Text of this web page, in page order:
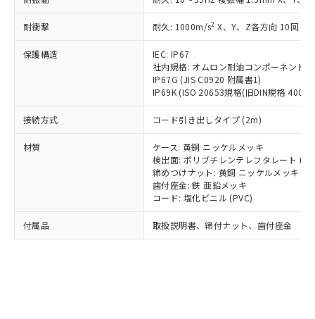
耐衝撃 耐久: 1000m/s2 X、Y、Z各方向 10回
保護構造
IEC: IP67
社内規格: オムロン耐油コンポーネント
IP67G (JIS C0920 附属書1)
IP69K (ISO 20653規格(旧DIN規格
接続方式 コード引き出しタイプ (2m)
材質
ケース: 黄銅 ニッケルメッキ
検出面: ポリブチレンテレフタレート
締めつけナット: 黄銅 ニッケルメッキ
歯付座金: 鉄 亜鉛メッキ
コード: 塩化ビニル (PVC)
付属品 取扱説明書、締付ナット、歯付座金
タに基づき作成されるものであり、閲
覧された時点での実際の在庫および標
準価格とは異なる場合があることをご
了承ください。
正式な納期状況および標準価格はお客
様のお取引先、またはお客様担当のオ
ムロン制御機器販売店・当社販売員に
ご相談ください。
オムロン制御機器販売店や当社販売拠
販売ネットワーク
」をご確認
在庫状況および標準価格結果を当社の
事前の承諾なく第三者に漏洩または開
示しないようお願いします。
マイパーツ機能（部品リスト作成サー
ビス）をご利用いただくには、I-Web
メンバーズにご登録されている必要が
鉛(Pb) 1000ppm以下、 水銀(Hg) 1000ppm以下、 カド
ミウム(Cd) 100ppm以下、
六価クロム(Cr(Ⅵ)) 1000ppm以下、ポリ臭化ビフェニル
類(PBB) 1000ppm以下、ポリ臭化ジフェニルエーテル類
(PBDE) 1000ppm以下、フタル酸ビス(2-エチルヘキシ
ル) (DEHP)(別名：DOP) 1000ppm以下、フタル酸ブチ
ルベンジル（BBP） 1000ppm以下、フタル酸ジブチル
（DBP） 1000ppm以下、フタル酸ジイソブチル
但し、RoHS指令で産業用監視および制御機器に対する
適用除外項目は除く。
フタル酸エステル類の４物質については閾値を超える意
図的な使用がないことを確認しています。
部品在庫の切り替え状況などにより、予定
月が前後することがあります。
*中国RoHS10物質の基準値 (GB/T26572)：
Pb(鉛) :1000ppm、 Hg(水銀) : 1000ppm、 Cd(カドミウ
Cr(Ⅵ)(六価クロム) : 1000ppm、 PBBs(ポリ臭化ビフェ
ニル類) : 1000ppm、 PBDEs(ポリ臭化ジフェニルエーテ
DBP(フタル酸ジブチル) : 1000ppm、 DIBP(フタル酸ジ
イソブチル) : 1000ppm、 BBP(フタル酸ブチルベンジ
DEHP(フタル酸ビス(2-エチルヘキシル)) : 1000ppm
※2 環境保護使用期限
「ｅ」：有害物質（10物質）のすべてが基
準値以下であることを示します。
「10」：通常の使用状況下において有害物
質が外部に漏えいし、環境に深刻な影響を
及ぼさない年数を意味します。
または国外への提供する場合は、日本
国政府の輸出許可(または役務取引許
可)を取得するなどの必要な手続きを
当社は規制貨物を破棄する場合は、完
全に破砕するなど、違法に輸出されな
いよう必要な手段を講じます。
当社は貴社製品を、核兵器、ミサイ
ル、化学兵器、生物兵器またはその他
武器並びにこれらの製造装置等に一切
使用いたしません。
当社は、貴社製品を第三者に販売する
場合は、上記1、2および3の内容を当
該第三者に通知します。また当社は、
販売先および販売に係わる関係者が違
法に輸出するおそれがある場合は、取
り引きをいたしません。
一定数以上の在庫あり
一定数には満たないが在庫あり
在庫なし(最新の在庫状況につ
いては、お客様のお取引先、ま
たはお客様担当のオムロン制御
機器販売店・当社販売員にご確
認ください)
受注生産機種、また在庫状況の
情報を公開していない機種